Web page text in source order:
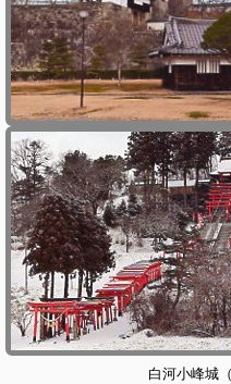
白河小峰城（福島